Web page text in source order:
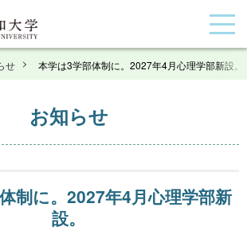
せ 本学は3学部体制に。2027年4月心理学部新設。
お知らせ
制に。2027年4月心理学部新
設。